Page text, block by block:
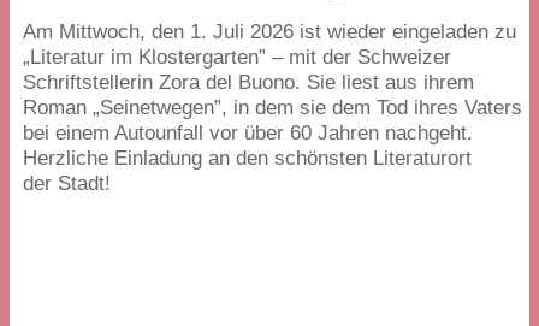
Am Mittwoch, den 1. Juli 2026 ist wieder eingeladen zu
„ Literatur im Klostergarten” – mit der Schweizer
Schriftstellerin Zora del Buono. Sie liest aus ihrem
Roman„Seinetwegen”, in dem sie dem Tod ihres Vaters
bei einem Autounfall vor über 60 Jahren nachgeht.
Herzliche Einladung an den schönsten Literaturort
der Stadt!